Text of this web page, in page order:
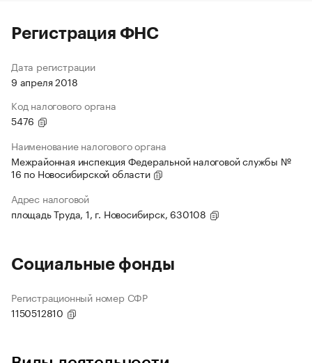
Регистрация ФНС
Дата регистрации
9 апреля 2018
Код налогового органа
5476
Наименование налогового органа
Межрайонная инспекция Федеральной налоговой службы №
16 по Новосибирской области
Адрес налоговой
площадь Труда, 1, г. Новосибирск, 630108
Социальные фонды
Регистрационный номер СФР
1150512810